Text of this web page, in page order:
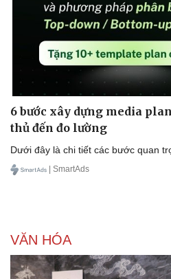
6 bước xây dựng media
thủ đến đo lường
Dưới đây là chi tiết các bước quan
| SmartAds
VĂN HÓA